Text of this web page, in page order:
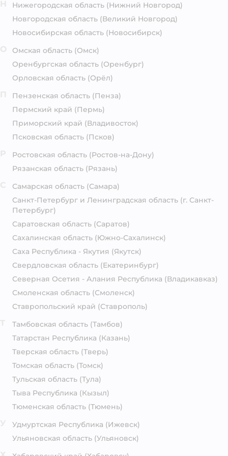
Нижегородская область (Нижний Новгород)
Новгородская область (Великий Новгород)
Новосибирская область (Новосибирск)
Омская область (Омск)
Оренбургская область (Оренбург)
Орловская область (Орёл)
Пензенская область (Пенза)
Пермский край (Пермь)
Приморский край (Владивосток)
Псковская область (Псков)
Ростовская область (Ростов-на-Дону)
Рязанская область (Рязань)
Самарская область (Самара)
Санкт-Петербург и Ленинградская область (г. Санкт-
Петербург)
Саратовская область (Саратов)
Сахалинская область (Южно-Сахалинск)
Саха Республика - Якутия (Якутск)
Свердловская область (Екатеринбург)
Северная Осетия - Алания Республика (Владикавказ)
Смоленская область (Смоленск)
Ставропольский край (Ставрополь)
Тамбовская область (Тамбов)
Татарстан Республика (Казань)
Тверская область (Тверь)
Томская область (Томск)
Тульская область (Тула)
Тыва Республика (Кызыл)
Тюменская область (Тюмень)
Удмуртская Республика (Ижевск)
Ульяновская область (Ульяновск)